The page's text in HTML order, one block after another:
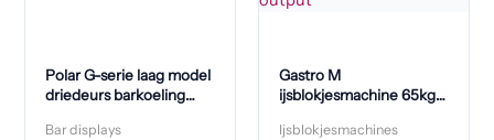
Polar G-serie laag model
driedeurs barkoeling
Bar displays
Gastro M
ijsblokjesmachine 65kg
Ijsblokjesmachines